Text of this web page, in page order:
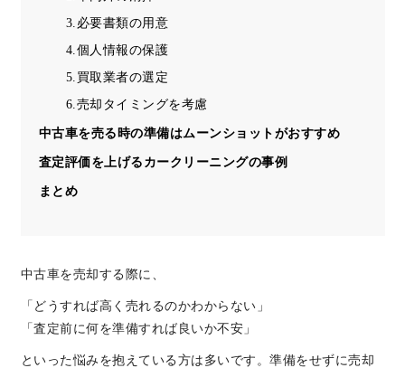
3.必要書類の用意
4.個人情報の保護
5.買取業者の選定
6.売却タイミングを考慮
中古車を売る時の準備はムーンショットがおすすめ
査定評価を上げるカークリーニングの事例
まとめ
中古車を売却する際に、
「どうすれば高く売れるのかわからない」
「査定前に何を準備すれば良いか不安」
といった悩みを抱えている方は多いです。準備をせずに売却